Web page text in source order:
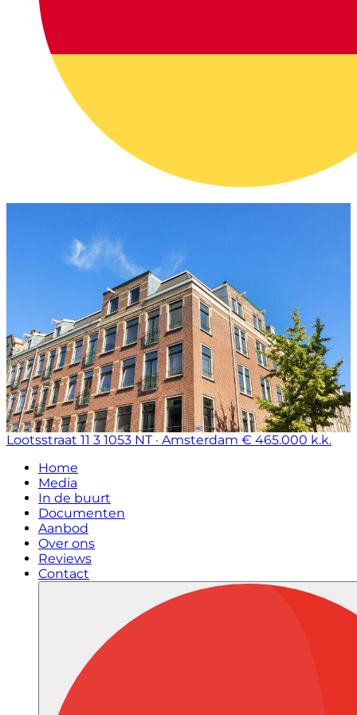
Lootsstraat 11 3 1053 NT · Amsterdam € 465.000 k.k.
Home
Media
In de buurt
Documenten
Aanbod
Over ons
Reviews
Contact